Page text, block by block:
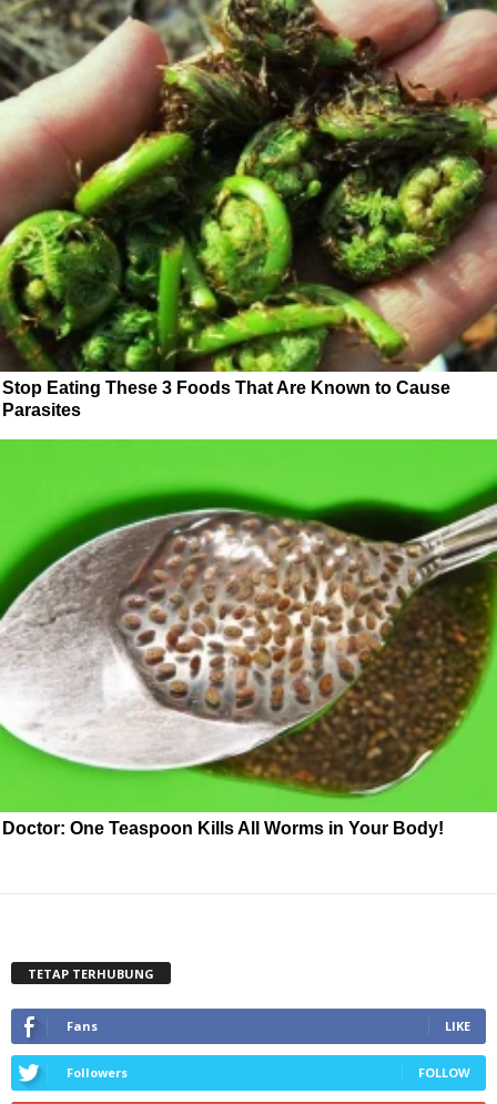
Stop Eating These 3 Foods That Are Known to Cause
Parasites
Doctor: One Teaspoon Kills All Worms in Your Body!
TETAP TERHUBUNG
Fans LIKE
Followers FOLLOW